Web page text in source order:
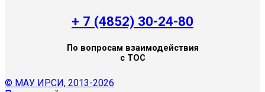
+ 7 (4852) 30-24-80
По вопросам взаимодействия
с ТОС
© МАУ ИРСИ, 2013-2026